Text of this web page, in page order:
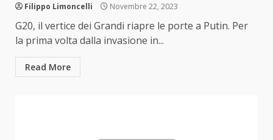
Filippo Limoncelli Novembre 22, 2023
G20, il vertice dei Grandi riapre le porte a Putin. Per
la prima volta dalla invasione in...
Read More